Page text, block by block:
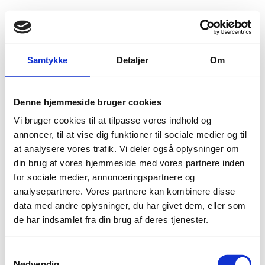
Samtykke Detaljer Om
Denne hjemmeside bruger cookies
Vi bruger cookies til at tilpasse vores indhold og
annoncer, til at vise dig funktioner til sociale medier og til
at analysere vores trafik. Vi deler også oplysninger om
din brug af vores hjemmeside med vores partnere inden
for sociale medier, annonceringspartnere og
analysepartnere. Vores partnere kan kombinere disse
data med andre oplysninger, du har givet dem, eller som
de har indsamlet fra din brug af deres tjenester.
Gå til forsiden Fold søgefelt ud
Menu
Flygtningenævnet
Baggrundsmateriale
Amnesty International rapport
25.05.2005 Bilag 55Amnesty International (AI)Moldova (II)
Rapporten dækker perioden fra januar til december 2004
og indeholder summariske oplysninger om den generelle
politiske og menneskeretlige situation, herunder om
overgreb mod frihedsberøvede personer og om forholdene
Download